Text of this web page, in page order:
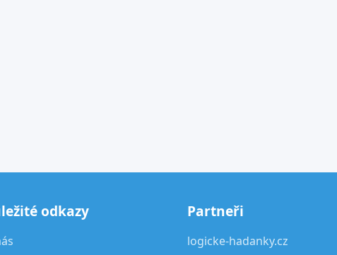
odkazy Partneři
logicke-hadanky.cz